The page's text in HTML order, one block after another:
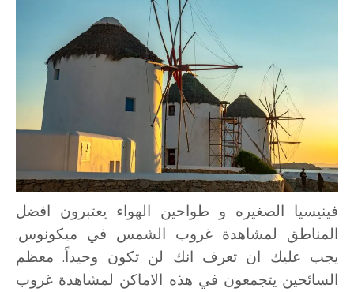
فينيسيا الصغيره و طواحين الهواء يعتبرون افضل
المناطق لمشاهدة غروب الشمس في ميكونوس.
يجب عليك ان تعرف انك لن تكون وحيداً. معظم
السائحين يتجمعون في هذه الاماكن لمشاهدة غروب